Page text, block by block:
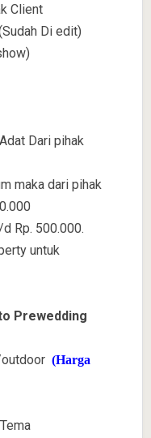
Client
Di edit)
Dari pihak
maka dari pihak
Rp. 500.000.
untuk
Prewedding
(Harga